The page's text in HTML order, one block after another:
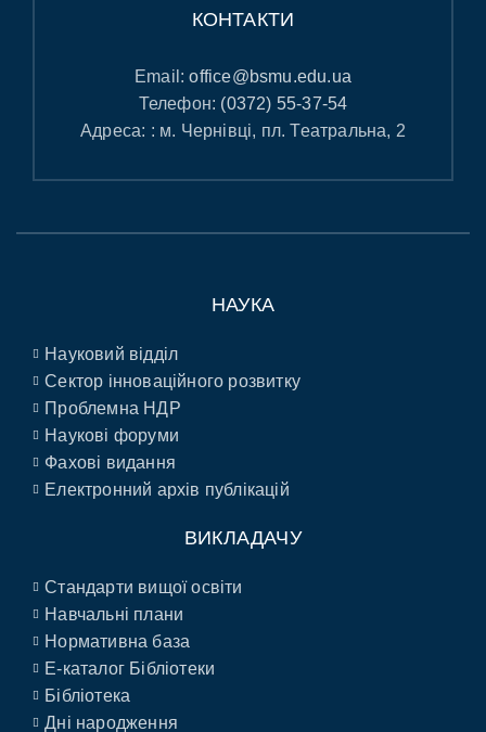
КОНТАКТИ
Email:office@bsmu.edu.ua
Телефон: (0372) 55-37-54
Адреса: : м. Чернівці, пл. Театральна, 2
НАУКА
Науковий відділ
Сектор інноваційного розвитку
Проблемна НДР
Наукові форуми
Фахові видання
Електронний архів публікацій
ВИКЛАДАЧУ
Стандарти вищої освіти
Навчальні плани
Нормативна база
E-каталог Бібліотеки
Бібліотека
Дні народження